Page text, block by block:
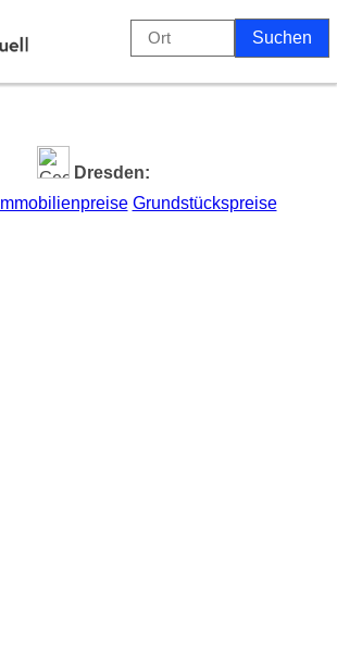
Dresden:
Immobilienpreise Grundstückspreise